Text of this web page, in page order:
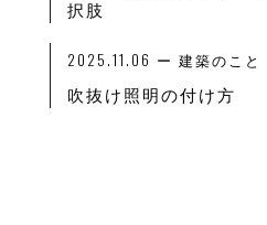
択肢
2025.11.06 ー 建築のこと
吹抜け照明の付け方